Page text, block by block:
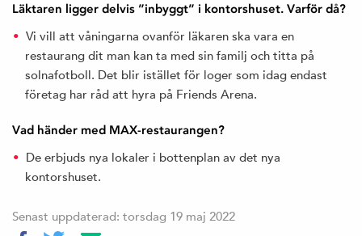
Läktaren ligger delvis ”inbyggt” i kontorshuset. Varför då?
Vi vill att våningarna ovanför läkaren ska vara en
restaurang dit man kan ta med sin familj och titta på
solnafotboll. Det blir istället för loger som idag endast
företag har råd att hyra på Friends Arena.
Vad händer med MAX-restaurangen?
De erbjuds nya lokaler i bottenplan av det nya
kontorshuset.
Senast uppdaterad: torsdag 19 maj 2022